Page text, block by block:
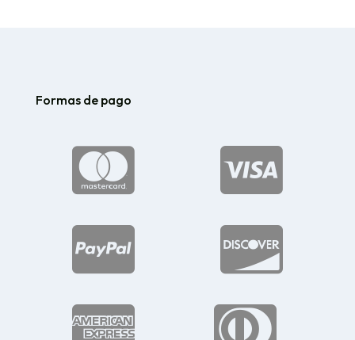
Formas de pago





